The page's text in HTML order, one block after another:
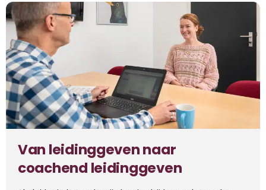
Van leidinggeven naar
coachend leidinggeven